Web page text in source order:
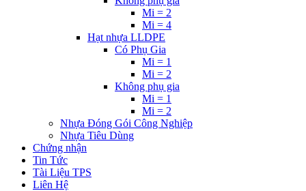
Mi = 2
Mi = 4
Hạt nhựa LLDPE
Có Phụ Gia
Mi = 1
Mi = 2
Không phụ gia
Mi = 1
Mi = 2
Nhựa Đóng Gói Công Nghiệp
Nhựa Tiêu Dùng
Chứng nhận
Tin Tức
Tài Liệu TPS
Liên Hệ